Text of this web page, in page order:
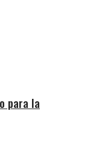
para la